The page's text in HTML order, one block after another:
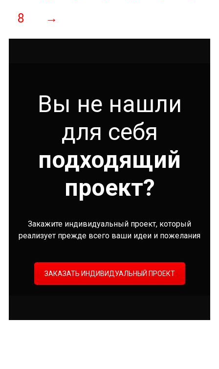
8
→
Вы не нашли
для себя
подходящий
проект?
Закажите индивидуальный проект, который
реализует прежде всего ваши идеи и пожелания
ЗАКАЗАТЬ ИНДИВИДУАЛЬНЫЙ ПРОЕКТ